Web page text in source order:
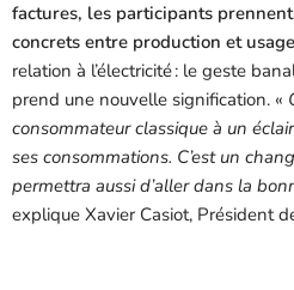
factures, les participants
concrets entre production et
relation à l’électricité : le geste
prend une nouvelle signification. «
consommateur classique à un
ses consommations. C’est un
permettra aussi d’aller dans la
explique Xavier Casiot, Président